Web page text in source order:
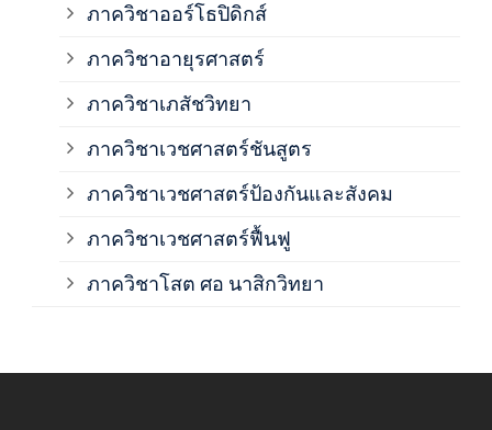
ภาควิชาออร์โธปิดิกส์
ภาควิชาอายุรศาสตร์
ภาควิชาเภสัชวิทยา
ภาควิชาเวชศาสตร์ชันสูตร
ภาควิชาเวชศาสตร์ป้องกันและสังคม
ภาควิชาเวชศาสตร์ฟื้นฟู
ภาควิชาโสต ศอ นาสิกวิทยา